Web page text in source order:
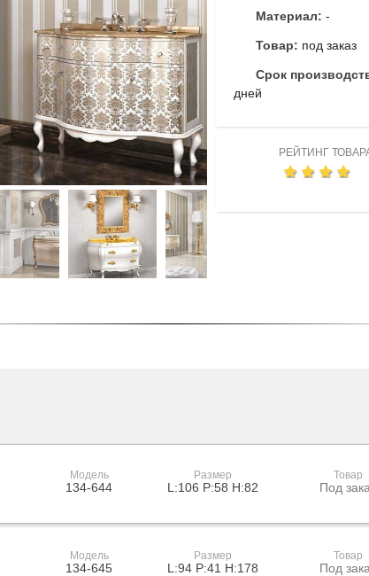
Материал: -
Товар: под заказ
Срок
дней
РЕЙТИНГ
Модель
134-644
Размер
L:106 P:58 H:82
Товар
Под
Модель
134-645
Размер
L:94 P:41 H:178
Товар
Под